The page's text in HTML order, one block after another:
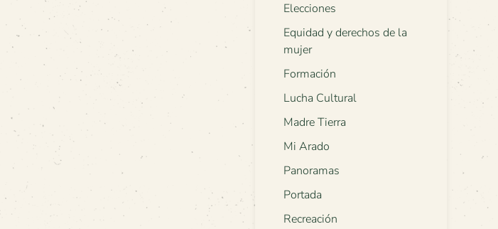
Elecciones
Equidad y derechos de la
mujer
Formación
Lucha Cultural
Madre Tierra
Mi Arado
Panoramas
Portada
Recreación